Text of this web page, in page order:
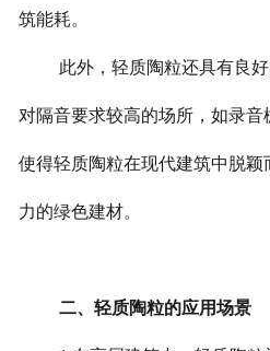
筑能耗。
此外，轻质陶粒还具有良
对隔音要求较高的场所，如录
使得轻质陶粒在现代建筑中脱
力的绿色建材。
二、轻质陶粒的应用场景